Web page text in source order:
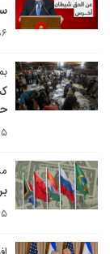
۰۶
۰۵
۰۵